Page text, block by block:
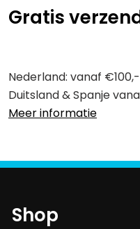
Gratis
Nederland: vanaf €100,-
Duitsland & Spanje
Meer informatie
Shop